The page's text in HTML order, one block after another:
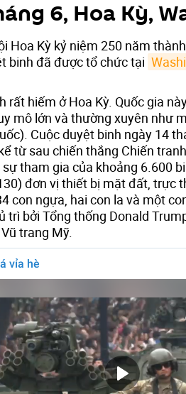
6, Hoa Kỳ,
Hoa Kỳ kỷ niệm 250 năm
binh đã được tổ chức tại
rất hiếm ở Hoa Kỳ. Quốc gia
mô lớn và thường xuyên như
Cuộc duyệt binh ngày 14
từ sau chiến thắng Chiến
tham gia của khoảng 6.600
đơn vị thiết bị mặt đất, trực
con ngựa, hai con la và một
trì bởi Tổng thống Donald
trang Mỹ.